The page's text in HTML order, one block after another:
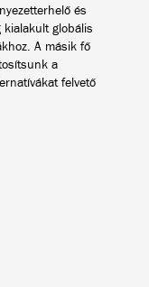
és
kialakult globális
A másik fő
a
felvető